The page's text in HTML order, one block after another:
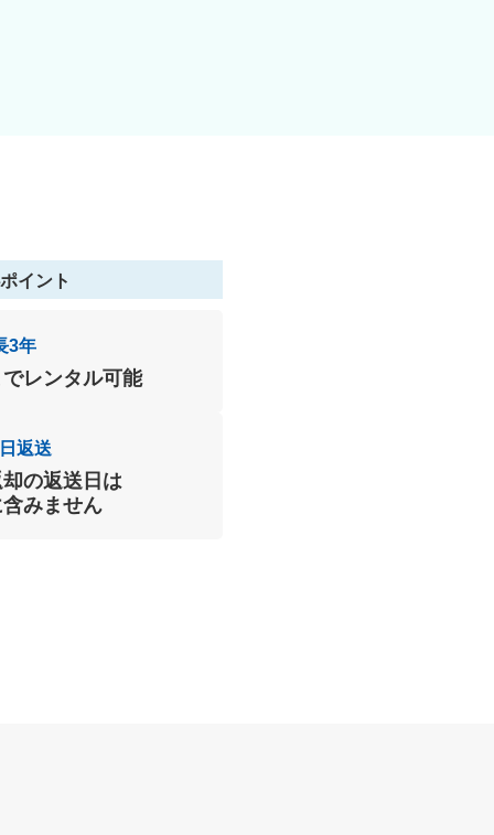
イント
3年
レンタル可能
返送
の返送日は
みません